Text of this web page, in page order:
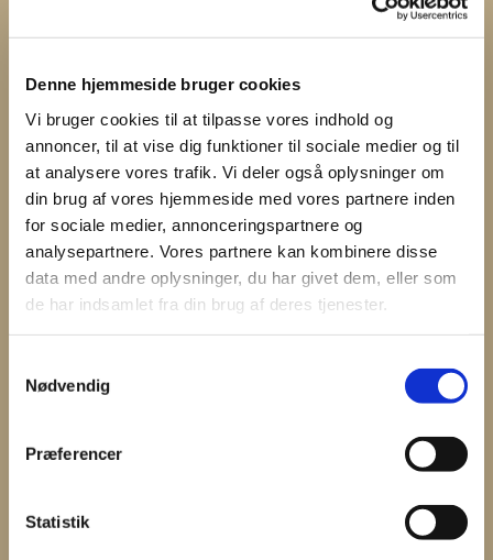
Denne hjemmeside bruger cookies
Vi bruger cookies til at tilpasse vores indhold og
annoncer, til at vise dig funktioner til sociale medier og til
at analysere vores trafik. Vi deler også oplysninger om
din brug af vores hjemmeside med vores partnere inden
for sociale medier, annonceringspartnere og
analysepartnere. Vores partnere kan kombinere disse
data med andre oplysninger, du har givet dem, eller som
de har indsamlet fra din brug af deres tjenester.
Nødvendig
Præferencer
Statistik
Du vil måske også kunne